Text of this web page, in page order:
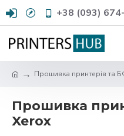
+38 (093)
Прошивка принтерів та
Прошивка
Xerox